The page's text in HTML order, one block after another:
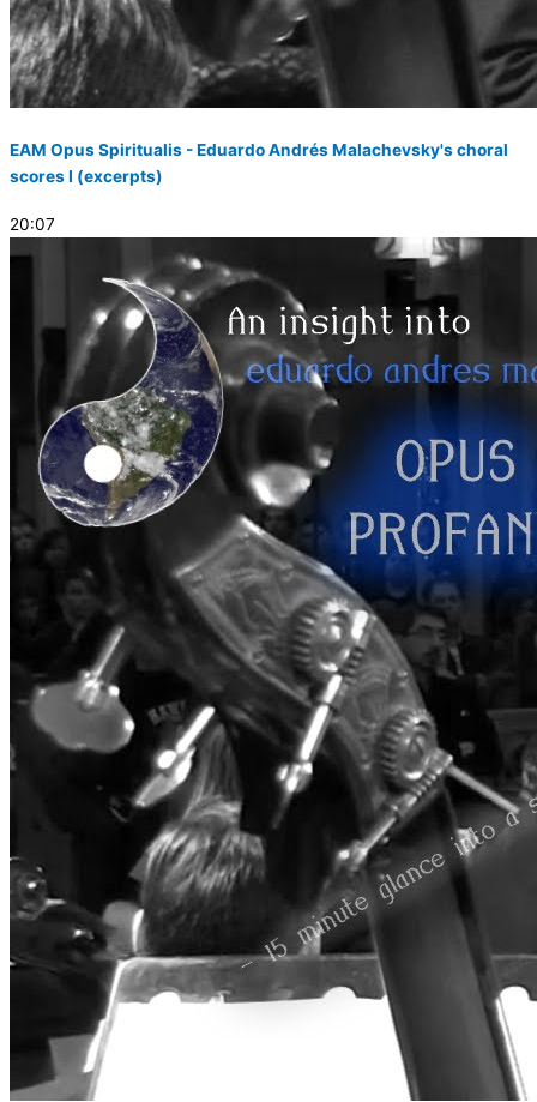
EAM Opus Spiritualis - Eduardo Andrés Malachevsky's choral
scores I (excerpts)
20:07